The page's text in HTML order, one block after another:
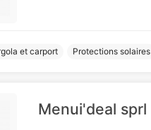
et carport Protections solaires
Menui'deal sprl